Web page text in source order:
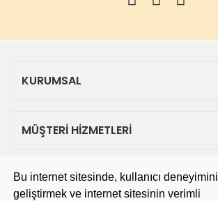
Bu internet sitesinde, kullanıcı deneyimini
geliştirmek ve internet sitesinin verimli
KURUMSAL
MÜŞTERİ HİZMETLERİ
ALIŞVERİŞ